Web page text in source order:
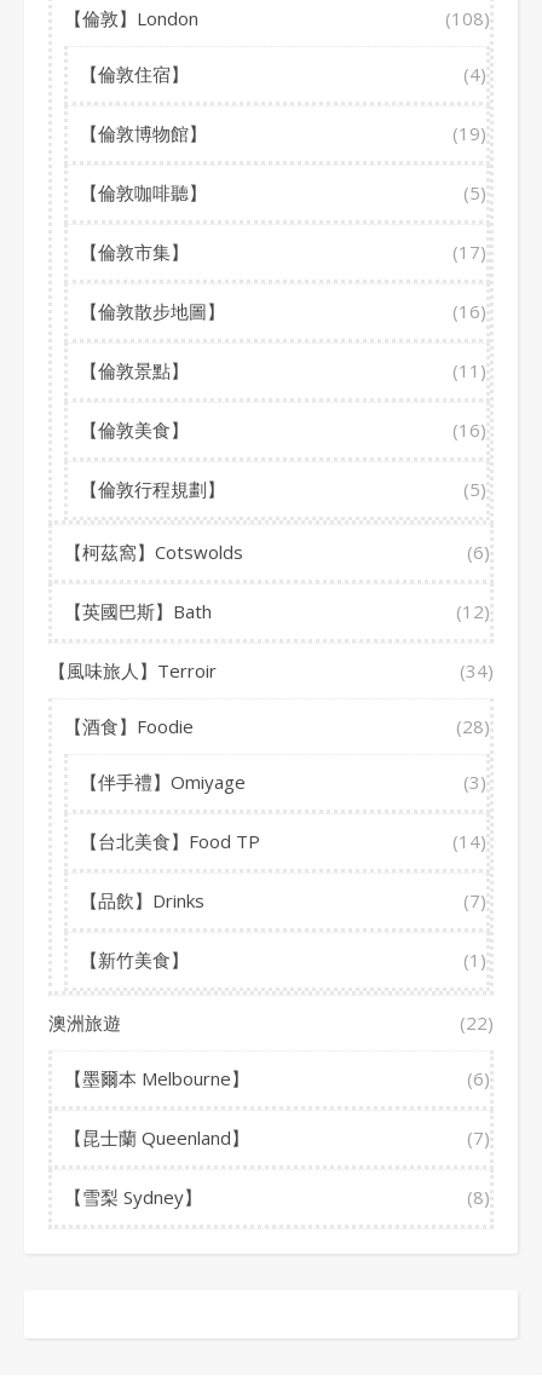
【倫敦】London (108)
【倫敦住宿】 (4)
【倫敦博物館】 (19)
【倫敦咖啡聽】 (5)
【倫敦市集】 (17)
【倫敦散步地圖】 (16)
【倫敦景點】 (11)
【倫敦美食】 (16)
【倫敦行程規劃】 (5)
【柯茲窩】Cotswolds (6)
【英國巴斯】Bath (12)
【風味旅人】Terroir (34)
【酒食】Foodie (28)
【伴手禮】Omiyage (3)
【台北美食】Food TP (14)
【品飲】Drinks (7)
【新竹美食】 (1)
澳洲旅遊 (22)
【墨爾本 Melbourne】 (6)
【昆士蘭 Queenland】 (7)
【雪梨 Sydney】 (8)